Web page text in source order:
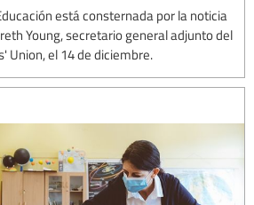
está consternada por la noticia
Young, secretario general adjunto del
Union, el 14 de diciembre.